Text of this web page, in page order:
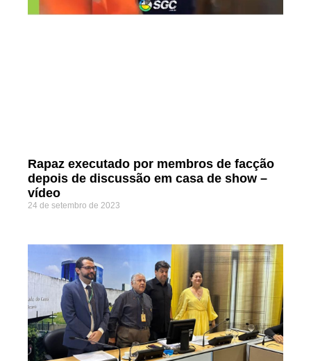
Rapaz executado por membros de facção
depois de discussão em casa de show –
vídeo
24 de setembro de 2023